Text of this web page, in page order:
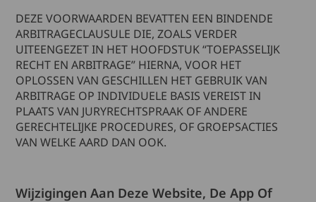
DEZE VOORWAARDEN BEVATTEN EEN BINDENDE
ARBITRAGECLAUSULE DIE, ZOALS VERDER
UITEENGEZET IN HET HOOFDSTUK “TOEPASSELIJK
RECHT EN ARBITRAGE” HIERNA, VOOR HET
OPLOSSEN VAN GESCHILLEN HET GEBRUIK VAN
ARBITRAGE OP INDIVIDUELE BASIS VEREIST IN
PLAATS VAN JURYRECHTSPRAAK OF ANDERE
GERECHTELIJKE PROCEDURES, OF GROEPSACTIES
VAN WELKE AARD DAN OOK.
Wijzigingen Aan Deze Website, De App Of